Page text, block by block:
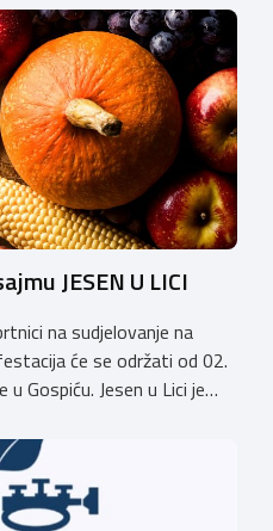
centru na Zagrebačkom
okupiti groomere,
pasa iz cijele Hrvatske,
JESEN U LICI
na sudjelovanje na
će se održati od 02.
Gospiću. Jesen u Lici je
gospodarsku,
području Ličko-senjske
[…]